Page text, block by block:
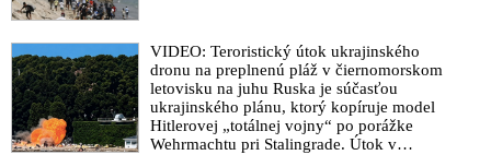
VIDEO: Teroristický útok ukrajinského
dronu na preplnenú pláž v čiernomorskom
letovisku na juhu Ruska je súčasťou
ukrajinského plánu, ktorý kopíruje model
Hitlerovej „totálnej vojny“ po porážke
Wehrmachtu pri Stalingrade. Útok v